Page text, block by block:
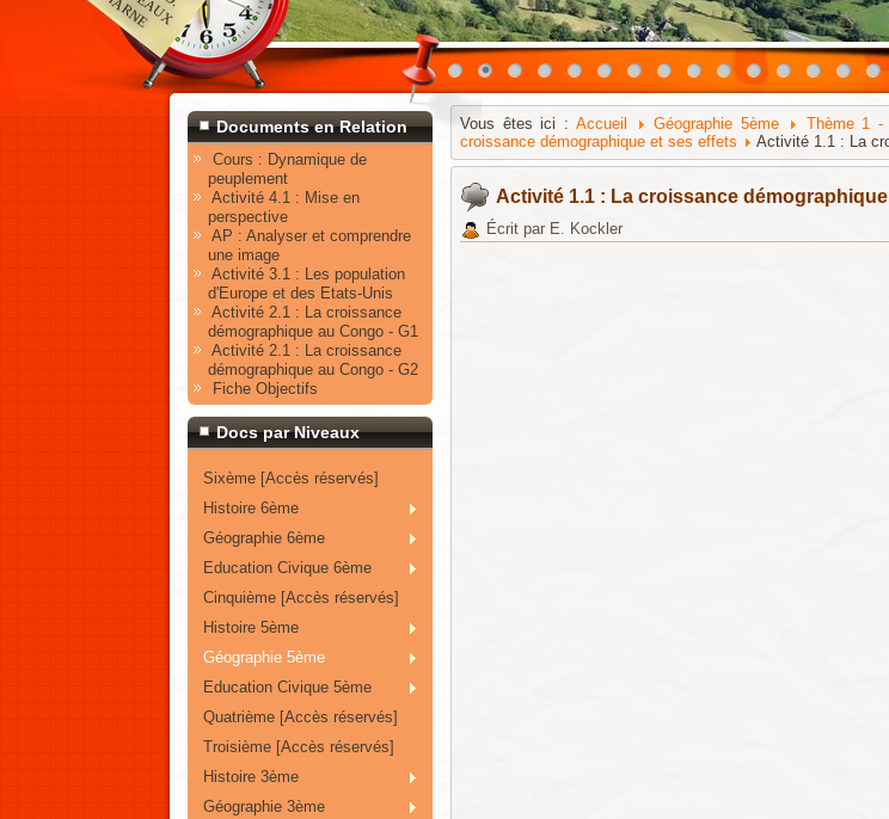
Documents en Relation
Cours : Dynamique de
peuplement
Activité 4.1 : Mise en
perspective
AP : Analyser et comprendre
une image
Activité 3.1 : Les population
d'Europe et des Etats-Unis
Activité 2.1 : La croissance
démographique au Congo - G1
Activité 2.1 : La croissance
démographique au Congo - G2
Fiche Objectifs
Docs par Niveaux
Sixème [Accès réservés]
Histoire 6ème
Géographie 6ème
Education Civique 6ème
Cinquième [Accès réservés]
Histoire 5ème
Géographie 5ème
Education Civique 5ème
Quatrième [Accès réservés]
Troisième [Accès réservés]
Histoire 3ème
Géographie 3ème
Vous êtes ici : Accueil Géographie 5ème Thème 1 -
croissance démographique et ses effets
Activité 1.1 : La
Activité 1.1 : La croissance
Écrit par E. Kockler